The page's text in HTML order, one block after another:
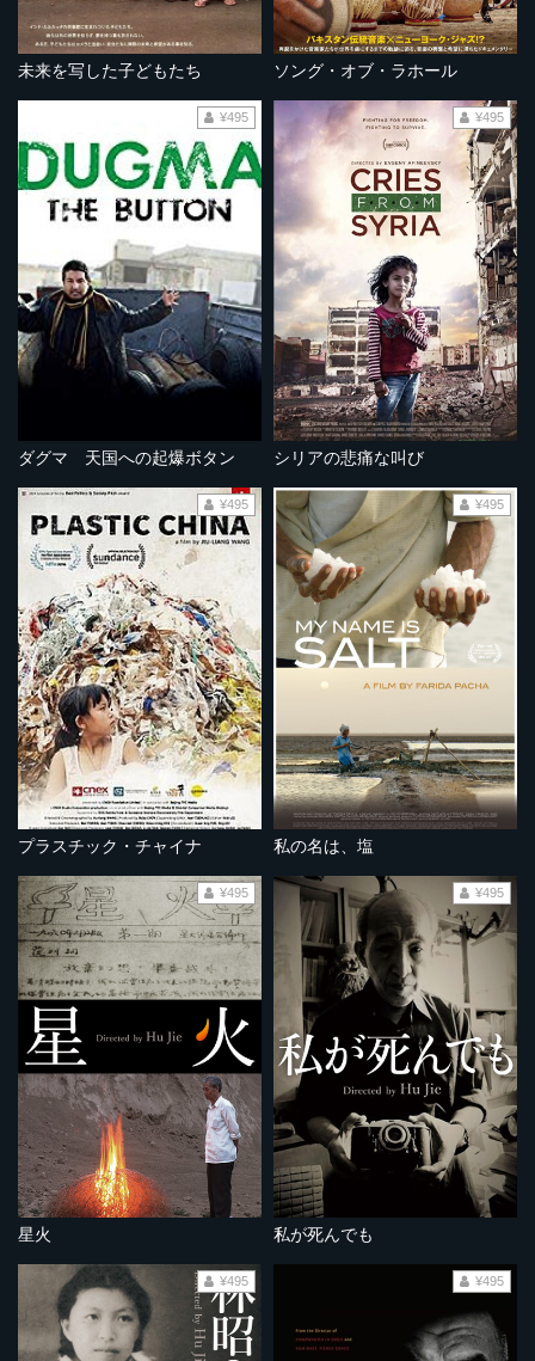
未来を写した子どもたち ソング・オブ・ラホール
ダグマ 天国への起爆ボタン
¥495
シリアの悲痛な叫び
¥495
プラスチック・チャイナ
¥495
私の名は、塩
¥495
星火
¥495
私が死んでも
¥495
¥495 ¥495